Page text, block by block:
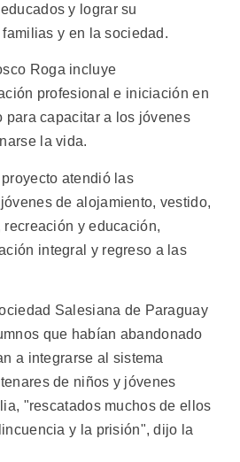
y lograr su
y en la sociedad.
Roga incluye
profesional e iniciación en
para capacitar a los jóvenes
la vida.
atendió las
de alojamiento, vestido,
y educación,
integral y regreso a las
Salesiana de Paraguay
que habían abandonado
a integrarse al sistema
de niños y jóvenes
"rescatados muchos de ellos
y la prisión", dijo la